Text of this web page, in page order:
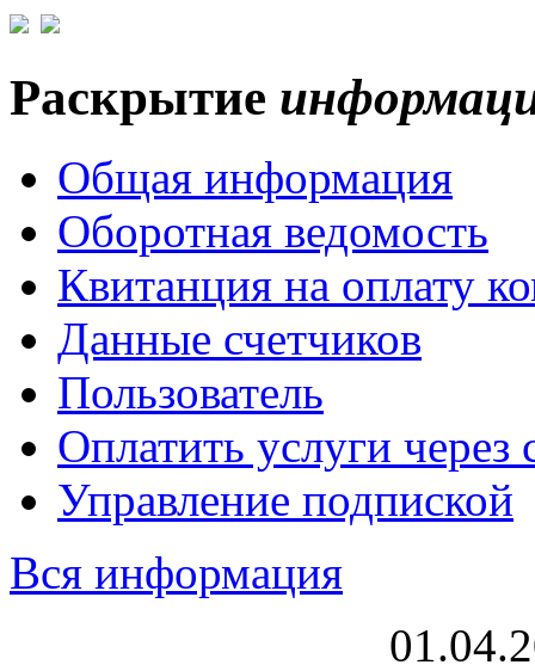
Раскрытие
Общая информация
Оборотная ведомость
Квитанция на оплату
Данные счетчиков
Пользователь
Оплатить услуги через
Управление подпиской
Вся информация